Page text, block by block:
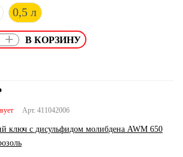
0,5 л
+
Арт. 411042006
ключ с дисульфидом молибдена AWM 650